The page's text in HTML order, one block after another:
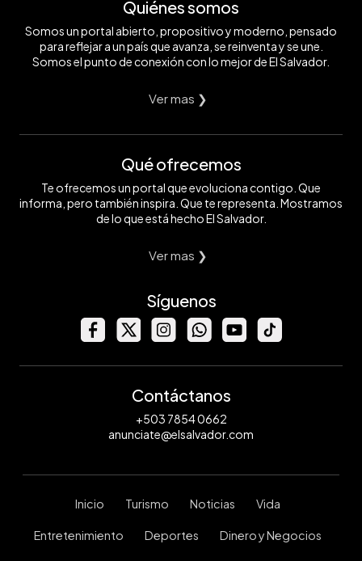
Quiénes somos
Somos un portal abierto, propositivo y moderno, pensado
para reflejar a un país que avanza, se reinventa y se une.
Somos el punto de conexión con lo mejor de El Salvador.
Ver mas ❯
Qué ofrecemos
Te ofrecemos un portal que evoluciona contigo. Que
informa, pero también inspira. Que te representa. Mostramos
de lo que está hecho El Salvador.
Ver mas ❯
Síguenos
Contáctanos
+503 7854 0662
anunciate@elsalvador.com
Inicio Turismo Noticias Vida
Entretenimiento Deportes Dinero y Negocios